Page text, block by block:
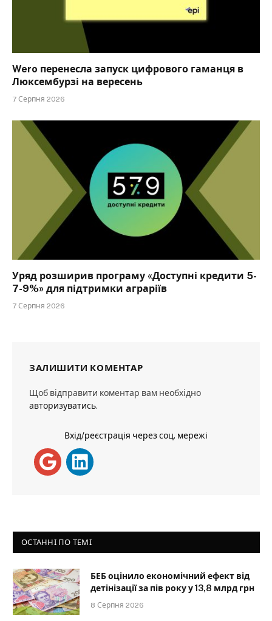
Wero перенесла запуск цифрового гаманця в
Люксембурзі на вересень
7 Серпня 2026
Уряд розширив програму «Доступні кредити 5-
7-9%» для підтримки аграріїв
7 Серпня 2026
ЗАЛИШИТИ КОМЕНТАР
Щоб відправити коментар вам необхідно
авторизуватись.
Вхід/реєстрація через соц. мережі
ОСТАННІ ПО ТЕМІ
БЕБ оцінило економічний ефект від
детінізації за пів року у 13,8 млрд грн
8 Серпня 2026